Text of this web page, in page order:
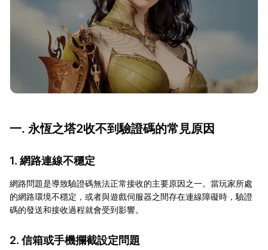
一. 永恆之塔2收不到驗證碼的常見原因
1. 網路連線不穩定
網路問題是導致驗證碼無法正常接收的主要原因之一。當玩家所處
的網路環境不穩定，或者與遊戲伺服器之間存在連線障礙時，驗證
碼的發送和接收過程就會受到影響。
2. 信箱或手機攔截設定問題